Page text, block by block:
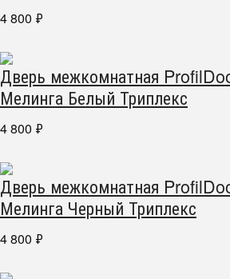
4 800 ₽
Дверь межкомнатная
Мелинга Белый Триплекс
4 800 ₽
Дверь межкомнатная
Мелинга Черный Триплекс
4 800 ₽